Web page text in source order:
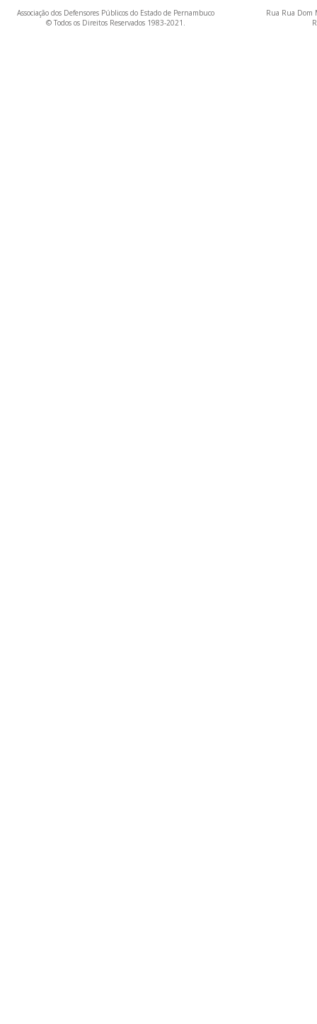
Associação dos Defensores Públicos do Estado de Pernambuco
© Todos os Direitos Reservados 1983-2021.
Rua Rua Dom